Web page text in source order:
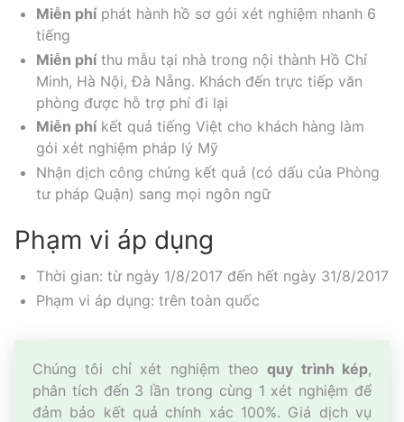
Miễn phíphát hành hồ sơ gói xét nghiệm nhanh 6
tiếng
Miễn phíthu mẫu tại nhà trong nội thành Hồ Chí
Minh, Hà Nội, Đà Nẵng. Khách đến trực tiếp văn
phòng được hỗ trợ phí đi lại
Miễn phíkết quả tiếng Việt cho khách hàng làm
gói xét nghiệm pháp lý Mỹ
Nhận dịch công chứng kết quả (có dấu của Phòng
tư pháp Quận) sang mọi ngôn ngữ
Phạm vi áp dụng
Thời gian: từ ngày 1/8/2017 đến hết ngày 31/8/2017
Phạm vi áp dụng: trên toàn quốc
Chúng tôi chỉ xét nghiệm theoquy trình kép,
phân tích đến 3 lần trong cùng 1 xét nghiệm để
đảm bảo kết quả chính xác 100%. Giá dịch vụ